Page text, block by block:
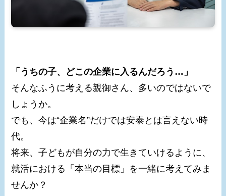
「うちの子、どこの企業に入るんだろう…」
そんなふうに考える親御さん、多いのではないで
しょうか。
でも、今は“企業名”だけでは安泰とは言えない時
代。
将来、子どもが自分の力で生きていけるように、
就活における「本当の目標」を一緒に考えてみま
せんか？